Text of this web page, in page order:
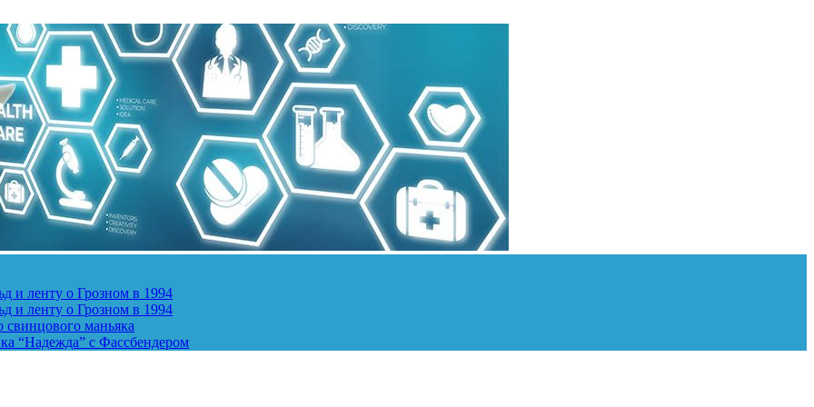
и ленту о Грозном в 1994
и ленту о Грозном в 1994
свинцового маньяка
“Надежда” с Фассбендером